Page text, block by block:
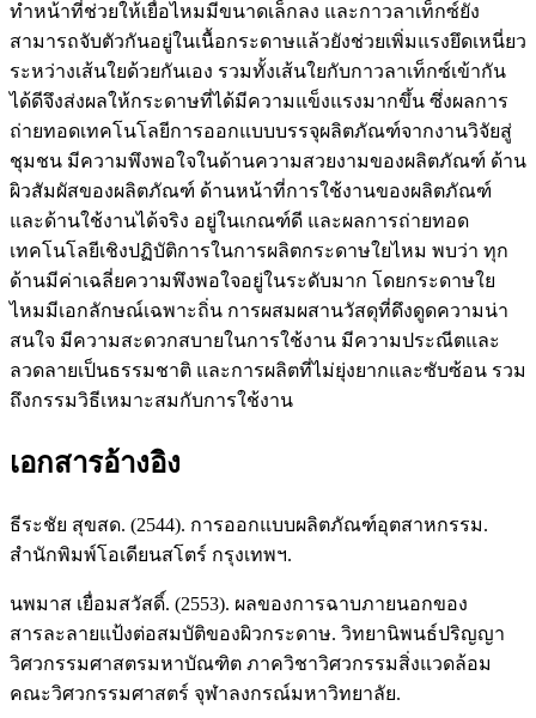
ทำหน้าที่ช่วยให้เยื่อไหมมีขนาดเล็กลง และกาวลาเท็กซ์ยัง
สามารถจับตัวกันอยู่ในเนื้อกระดาษแล้วยังช่วยเพิ่มแรงยึดเหนี่ยว
ระหว่างเส้นใยด้วยกันเอง รวมทั้งเส้นใยกับกาวลาเท็กซ์เข้ากัน
ได้ดีจึงส่งผลให้กระดาษที่ได้มีความแข็งแรงมากขึ้น ซึ่งผลการ
ถ่ายทอดเทคโนโลยีการออกแบบบรรจุผลิตภัณฑ์จากงานวิจัยสู่
ชุมชน มีความพึงพอใจในด้านความสวยงามของผลิตภัณฑ์ ด้าน
ผิวสัมผัสของผลิตภัณฑ์ ด้านหน้าที่การใช้งานของผลิตภัณฑ์
และด้านใช้งานได้จริง อยู่ในเกณฑ์ดี และผลการถ่ายทอด
เทคโนโลยีเชิงปฏิบัติการในการผลิตกระดาษใยไหม พบว่า ทุก
ด้านมีค่าเฉลี่ยความพึงพอใจอยู่ในระดับมาก โดยกระดาษใย
ไหมมีเอกลักษณ์เฉพาะถิ่น การผสมผสานวัสดุที่ดึงดูดความน่า
สนใจ มีความสะดวกสบายในการใช้งาน มีความประณีตและ
ลวดลายเป็นธรรมชาติ และการผลิตที่ไม่ยุ่งยากและซับซ้อน รวม
ถึงกรรมวิธีเหมาะสมกับการใช้งาน
เอกสารอ้างอิง
ธีระชัย สุขสด. (2544). การออกแบบผลิตภัณฑ์อุตสาหกรรม.
สำนักพิมพ์โอเดียนสโตร์ กรุงเทพฯ.
นพมาส เยื่อมสวัสดิ์. (2553). ผลของการฉาบภายนอกของ
สารละลายแป้งต่อสมบัติของผิวกระดาษ. วิทยานิพนธ์ปริญญา
วิศวกรรมศาสตรมหาบัณฑิต ภาควิชาวิศวกรรมสิ่งแวดล้อม
คณะวิศวกรรมศาสตร์ จุฬาลงกรณ์มหาวิทยาลัย.